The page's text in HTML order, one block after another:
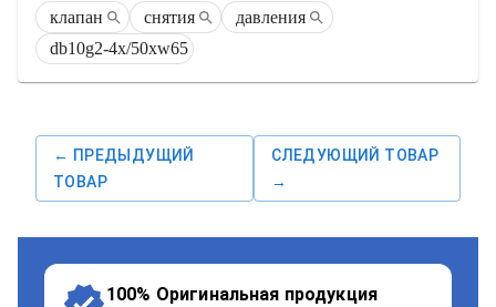
клапан снятия
давления
db10g2-4x/50xw65
← ПРЕДЫДУЩИЙ
ТОВАР
СЛЕДУЮЩИЙ ТОВАР
→
100% Оригинальная продукция